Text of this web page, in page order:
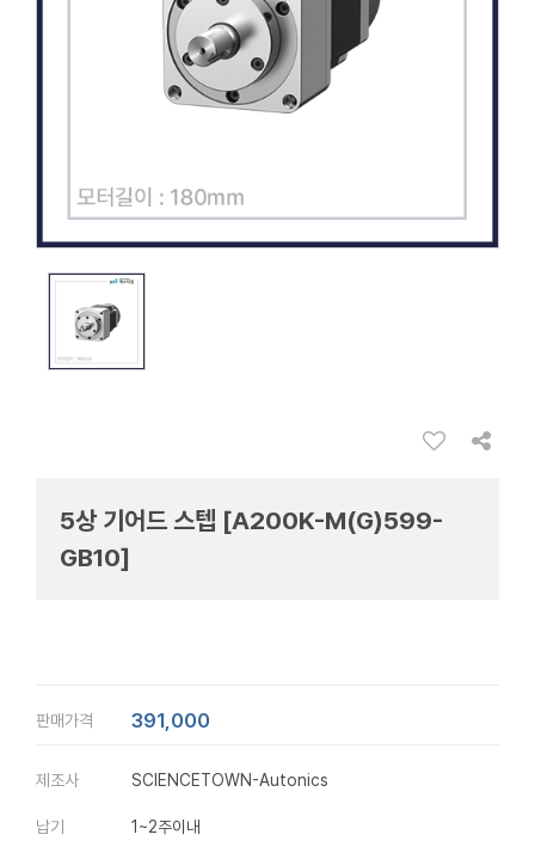
5상 기어드 스텝 [A200K-M(G)599-
GB10]
판매가격 391,000
제조사 SCIENCETOWN-Autonics
납기 1~2주이내